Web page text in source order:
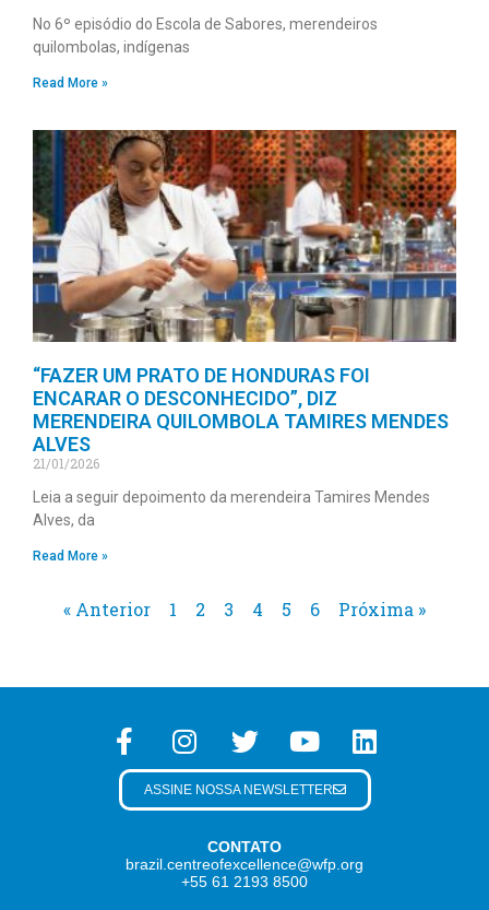
No 6º episódio do Escola de Sabores, merendeiros
quilombolas, indígenas
Read More »
“FAZER UM PRATO DE HONDURAS FOI
ENCARAR O DESCONHECIDO”, DIZ
MERENDEIRA QUILOMBOLA TAMIRES MENDES
ALVES
21/01/2026
Leia a seguir depoimento da merendeira Tamires Mendes
Alves, da
Read More »
« Anterior 1 2 3 4 5 6 Próxima »
CONTATO
brazil.centreofexcellence@wfp.org
+55 61 2193 8500
ASSINE NOSSA NEWSLETTER